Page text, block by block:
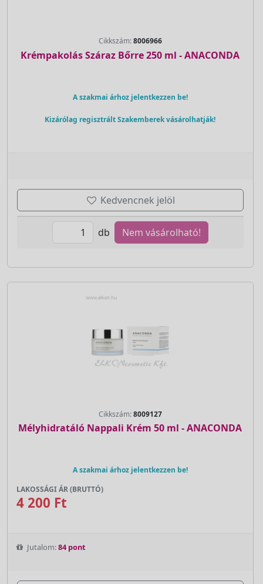
Cikkszám:8006966
Krémpakolás Száraz Bőrre 250 ml - ANACONDA
A szakmai árhoz jelentkezzen be!
Kizárólag regisztrált Szakemberek vásárolhatják!
Kedvencnek jelöl
db Nem vásárolható!
Cikkszám:8009127
Mélyhidratáló Nappali Krém 50 ml - ANACONDA
A szakmai árhoz jelentkezzen be!
LAKOSSÁGI ÁR (BRUTTÓ)
4 200 Ft
Jutalom:84 pont